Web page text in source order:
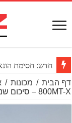
חדש: חסימת
דף הבית / מכונות /
800MT-X – סיכום שנה